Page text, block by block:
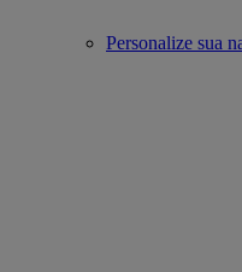
Personalize sua